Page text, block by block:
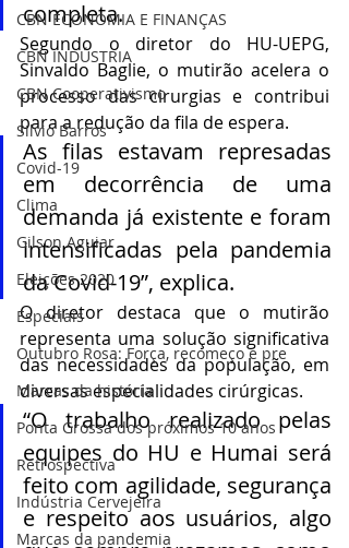
CBN ECONOMIA E FINANÇAS
CBN INDÚSTRIA
CBN Cooperativismo
Silvio Barros
Covid-19
Clima
Gilson Aguiar
Eleições 2020
Especiais
Outubro Rosa: Força, recomeço e pre
Marcas da história
Ponta Grossa dos próximos 10 anos
Retrospectiva
Indústria Cervejeira
Marcas da pandemia
completa.
Segundo o diretor do HU-UEPG,
Sinvaldo Baglie, o mutirão acelera o
processo das cirurgias e contribui
para a redução da fila de espera.
As filas estavam represadas
em decorrência de uma
demanda já existente e foram
intensificadas pela pandemia
da Covid-19”, explica.
O diretor destaca que o mutirão
representa uma solução significativa
das necessidades da população, em
diversas especialidades cirúrgicas.
“O trabalho realizado pelas
equipes do HU e Humai será
feito com agilidade, segurança
e respeito aos usuários, algo